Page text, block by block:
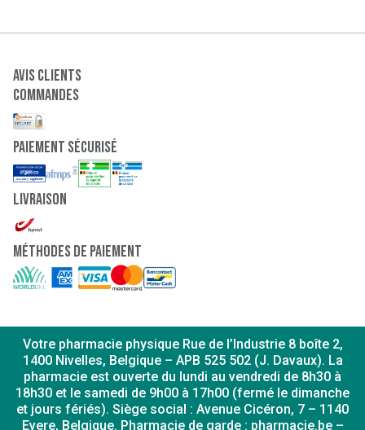
Avis clients
Commandes
paiement sécurisé
Livraison
Méthodes de paiement
Votre pharmacie physique Rue de l’Industrie 8 boîte 2,
1400 Nivelles, Belgique – APB 525 502 (J. Davaux). La
pharmacie est ouverte du lundi au vendredi de 8h30 à
18h30 et le samedi de 9h00 à 17h00 (fermé le dimanche
et jours fériés). Siège social : Avenue Cicéron, 7 – 1140
Evere, Belgique. Pharmacie de garde : pharmacie.be –